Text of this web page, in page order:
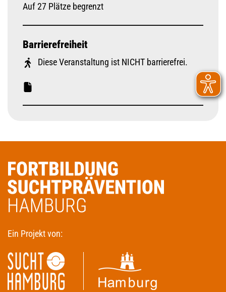
Auf 27 Plätze begrenzt
Barrierefreiheit
Diese Veranstaltung ist NICHT barrierefrei.
Ein Projekt von: